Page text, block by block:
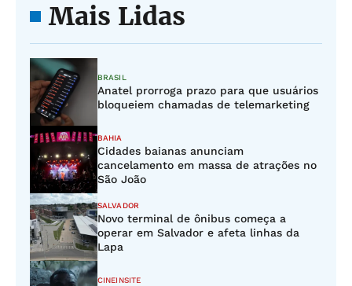
Mais Lidas
BRASIL
Anatel prorroga prazo para que usuários
bloqueiem chamadas de telemarketing
BAHIA
Cidades baianas anunciam
cancelamento em massa de atrações no
São João
SALVADOR
Novo terminal de ônibus começa a
operar em Salvador e afeta linhas da
Lapa
CINEINSITE